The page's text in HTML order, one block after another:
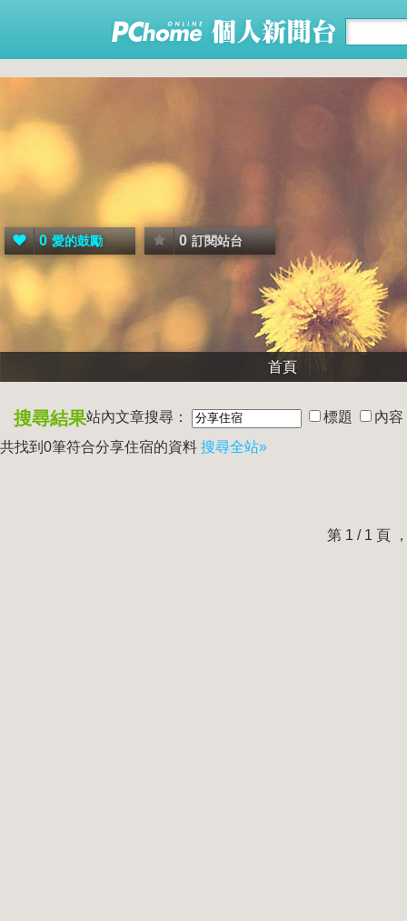
0 愛的鼓勵 0 訂閱站台
首頁
搜尋結果站內文章搜尋： 標題
內容
共找到0筆符合分享住宿的資料 搜尋全站»
第 1 / 1